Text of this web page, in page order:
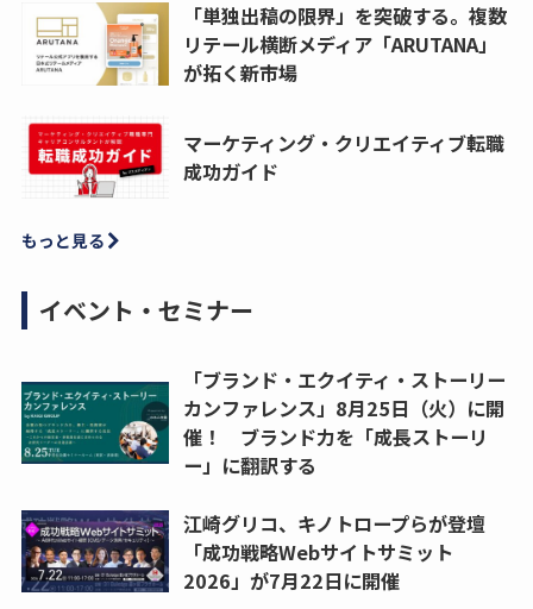
「単独出稿の限界」を突破する。複数
リテール横断メディア「ARUTANA」
が拓く新市場
マーケティング・クリエイティブ転職
成功ガイド
もっと見る
イベント・セミナー
「ブランド・エクイティ・ストーリー
カンファレンス」8月25日（火）に開
催！ ブランド力を「成長ストーリ
ー」に翻訳する
江崎グリコ、キノトロープらが登壇
「成功戦略Webサイトサミット
2026」が7月22日に開催